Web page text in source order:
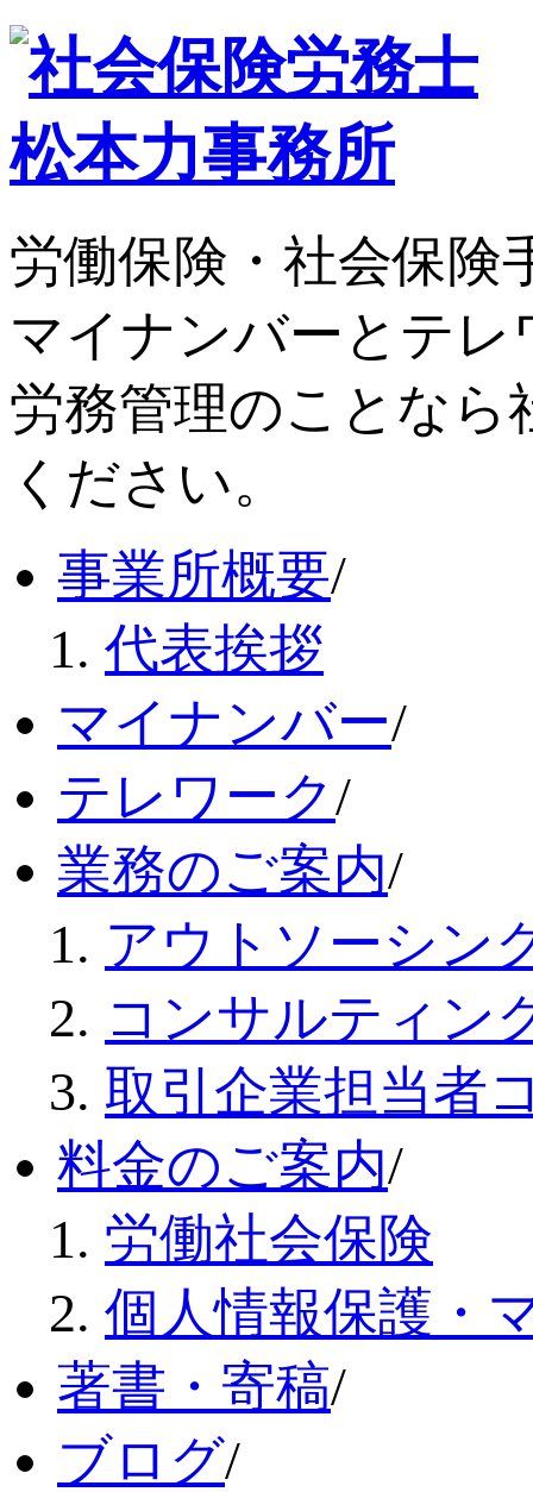
労働保険・社会保険
マイナンバーとテ
労務管理のことなら
ください。
事業所概要/
代表挨拶
マイナンバー/
テレワーク/
業務のご案内/
アウトソーシン
コンサルティン
取引企業担当者
料金のご案内/
労働社会保険
個人情報保護・
著書・寄稿/
ブログ/